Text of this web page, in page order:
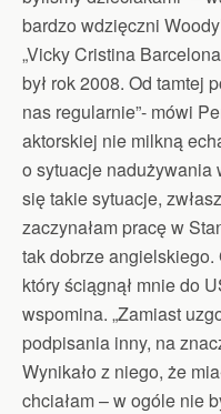
bardzo wdzięczni
„Vicky Cristina
był rok 2008. Od tamtej
nas regularnie”- mówi
aktorskiej nie milkną
o sytuacje nadużywania
się takie sytuacje,
zaczynałam pracę w
tak dobrze angielskiego.
który ściągnął mnie do
wspomina. „Zamiast
podpisania inny, na
Wynikało z niego, że
chciałam – w ogóle nie